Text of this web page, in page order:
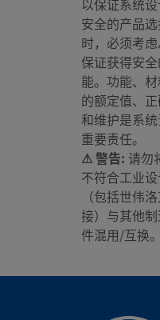
安全的产品
时，必须考
保证获得安
能。功能、
的额定值、
和维护是系
重要责任。
⚠ 警告: 请勿
不符合工业
（包括世伟
接）与其他
件混用/互换。